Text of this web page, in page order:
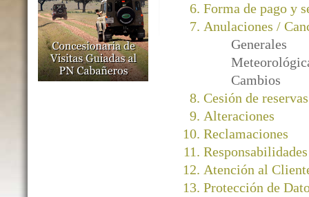
Forma de pago y
Anulaciones /
Generales
Cambios
Cesión de reservas
Alteraciones
Reclamaciones
Responsabilidades
Atención al
Protección de